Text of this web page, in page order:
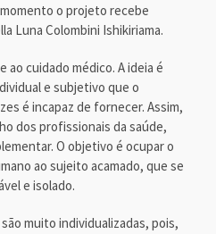
o projeto recebe
Luna Colombini Ishikiriama.
ao cuidado médico. A ideia é
e subjetivo que o
é incapaz de fornecer. Assim,
dos profissionais da saúde,
O objetivo é ocupar o
ao sujeito acamado, que se
e isolado.
muito individualizadas, pois,